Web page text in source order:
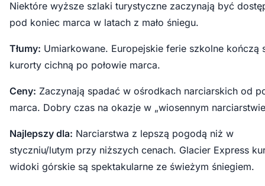
Niektóre wyższe szlaki turystyczne zaczynają być
pod koniec marca w latach z mało śniegu.
Tłumy: Umiarkowane. Europejskie ferie szkolne kończą
kurorty cichną po połowie marca.
Ceny: Zaczynają spadać w ośrodkach narciarskich od
marca. Dobry czas na okazje w „wiosennym
Najlepszy dla: Narciarstwa z lepszą pogodą niż w
styczniu/lutym przy niższych cenach. Glacier Express
widoki górskie są spektakularne ze świeżym śniegiem.